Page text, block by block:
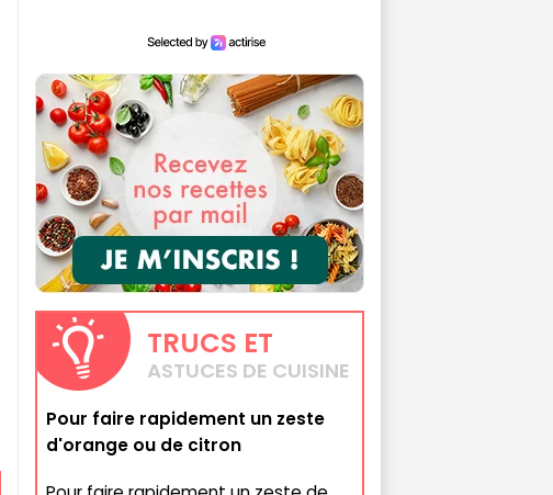
TRUCS ET
ASTUCES DE CUISINE
Pour faire rapidement un zeste
d'orange ou de citron